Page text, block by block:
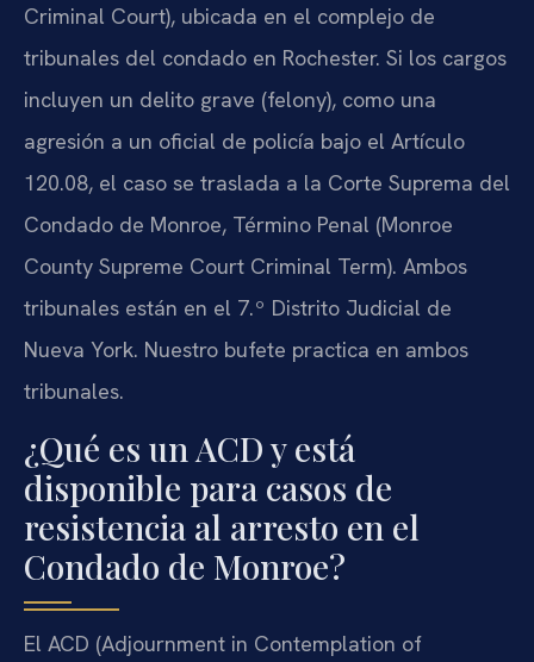
Criminal Court), ubicada en el complejo de
tribunales del condado en Rochester. Si los cargos
incluyen un delito grave (felony), como una
agresión a un oficial de policía bajo el Artículo
120.08, el caso se traslada a la Corte Suprema del
Condado de Monroe, Término Penal (Monroe
County Supreme Court Criminal Term). Ambos
tribunales están en el 7.º Distrito Judicial de
Nueva York. Nuestro bufete practica en ambos
tribunales.
¿Qué es un ACD y está
disponible para casos de
resistencia al arresto en el
Condado de Monroe?
El ACD (Adjournment in Contemplation of